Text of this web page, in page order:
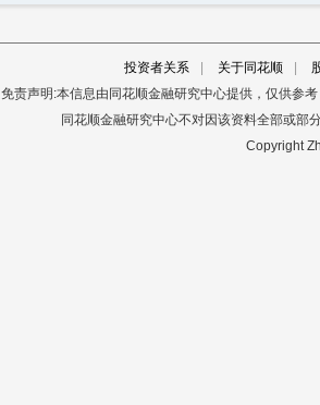
投资者关系 关于同花顺
免责声明:本信息由同花顺金融研究中心提供，仅供参
同花顺金融研究中心不对因该资料全部或部
Copyright